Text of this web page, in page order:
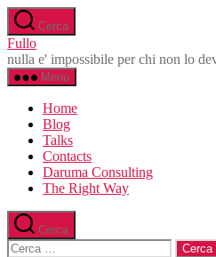
Salta
al
contenuto
Cerca
Fullo
nulla e' impossibile per chi non lo
Menu
Home
Blog
Talks
Contacts
Daruma Consulting
The Right Way
Cerca
Cerca: